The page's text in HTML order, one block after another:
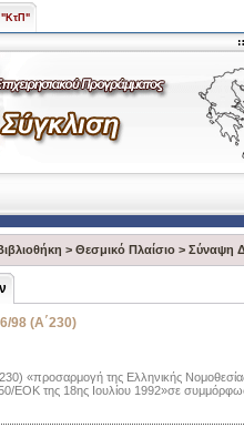
"ΚτΠ"
> Θεσμικό Πλαίσιο > Σύναψη
98 (Α΄230)
«προσαρμογή της Ελληνικής
50/ΕΟΚ της 18ης Ιουλίου 1992»σε